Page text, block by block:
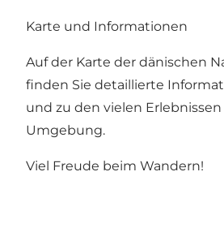
Karte und Informationen
Auf der Karte der dänischen
finden Sie detaillierte
und zu den vielen
Umgebung.
Viel Freude beim Wandern!